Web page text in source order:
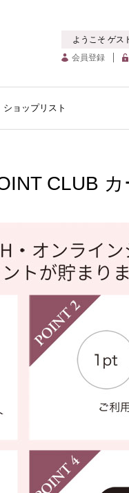
ようこそ ゲス
会員登録
ショップリスト
CLUB